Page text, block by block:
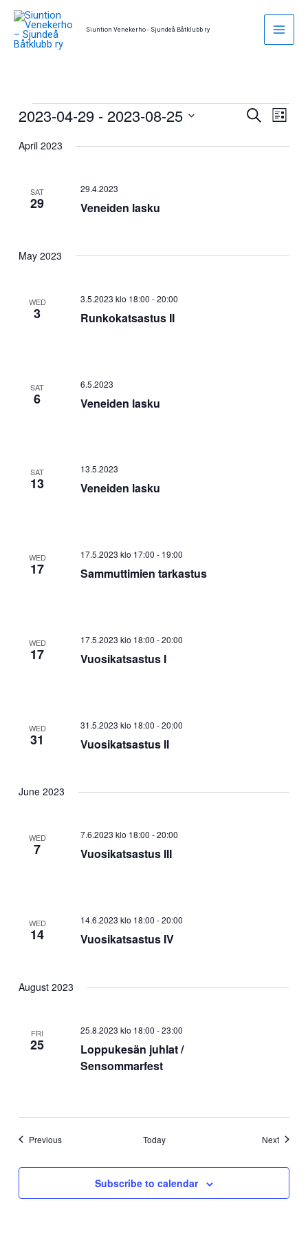
Skip
content
Siuntion Venekerho - Sjundeå Båtklubb ry
Events
Events
and
SearchEvent
List
2023-04-29 - 2023-08-25
date.
April 2023
SAT
29 Veneiden lasku
29.4.2023
May 2023
WED
3 Runkokatsastus II
3.5.2023 klo 18:00 -20:00
SAT
6 Veneiden lasku
6.5.2023
SAT
13 Veneiden lasku
13.5.2023
WED
17 Sammuttimien tarkastus
17.5.2023 klo 17:00 - 19:00
WED
17 Vuosikatsastus I
17.5.2023 klo 18:00 -20:00
WED
31 Vuosikatsastus II
31.5.2023 klo 18:00 -20:00
June 2023
WED
7 Vuosikatsastus III
7.6.2023 klo 18:00 -20:00
WED
14 Vuosikatsastus IV
14.6.2023 klo 18:00 -20:00
August 2023
FRI
25
Loppukesän juhlat /
Sensommarfest
25.8.2023 klo 18:00 -23:00
PreviousEvents Today NextEvents
Subscribe to calendar